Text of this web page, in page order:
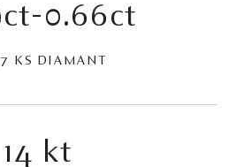
0.66ct
KS DIAMANT
14 kt